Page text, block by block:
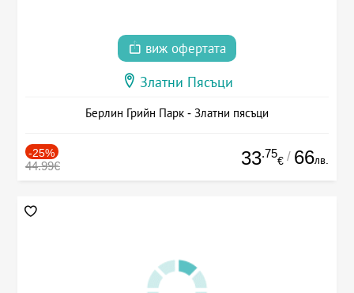
виж офертата
Златни Пясъци
Берлин Грийн Парк - Златни пясъци
-25%
44.99€ 33.75
€ / 66лв.